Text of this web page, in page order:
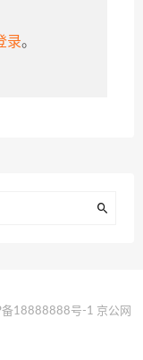
录。
备18888888号-1 京公网